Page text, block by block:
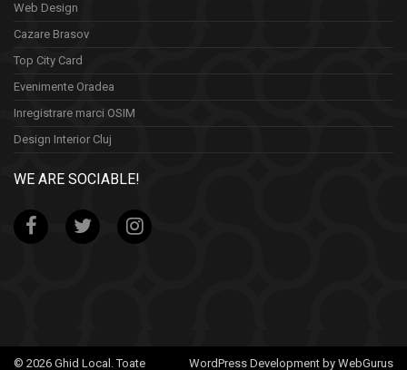
Web Design
Cazare Brasov
Top City Card
Evenimente Oradea
Inregistrare marci OSIM
Design Interior Cluj
WE ARE SOCIABLE!
WordPress Development by WebGurus
© 2026 Ghid Local. Toate